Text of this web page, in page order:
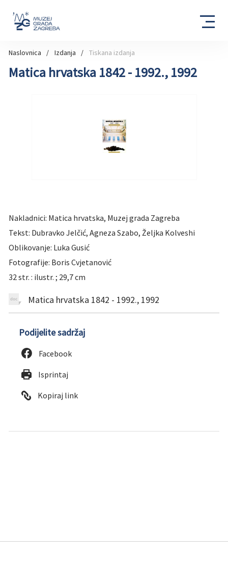
Naslovnica Izdanja Tiskana izdanja
Matica hrvatska 1842 - 1992., 1992
Nakladnici: Matica hrvatska, Muzej grada Zagreba
Tekst: Dubravko Jelčić, Agneza Szabo, Željka Kolveshi
Oblikovanje: Luka Gusić
Fotografije: Boris Cvjetanović
32 str. : ilustr. ; 29,7 cm
Matica hrvatska 1842 - 1992., 1992
Podijelite sadržaj
Facebook
Isprintaj
Kopiraj link